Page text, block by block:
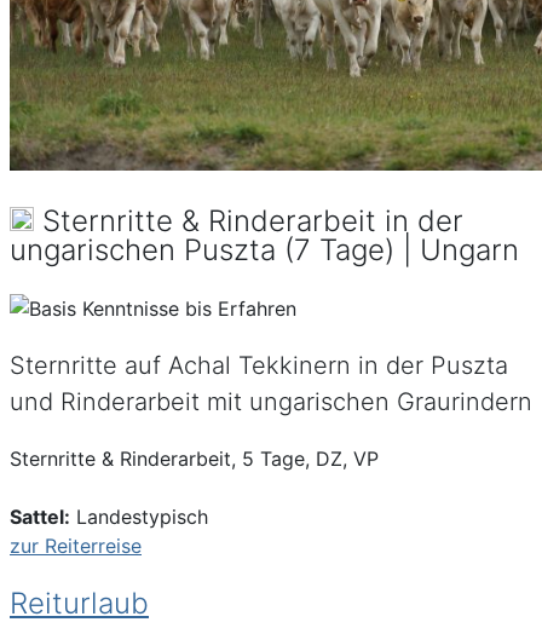
Sternritte & Rinderarbeit in der
ungarischen Puszta (7 Tage) | Ungarn
Sternritte auf Achal Tekkinern in der Puszta
und Rinderarbeit mit ungarischen Graurindern
Sternritte & Rinderarbeit, 5 Tage, DZ, VP
Sattel: Landestypisch
zur Reiterreise
Reiturlaub